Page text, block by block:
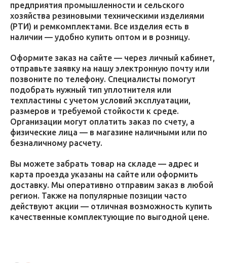
предприятия промышленности и сельского
хозяйства резиновыми техническими изделиями
(РТИ) и ремкомплектами. Все изделия есть в
наличии — удобно купить оптом и в розницу.
Оформите заказ на сайте — через личный кабинет,
отправьте заявку на нашу электронную почту или
позвоните по телефону. Специалисты помогут
подобрать нужный тип уплотнителя или
техпластины с учетом условий эксплуатации,
размеров и требуемой стойкости к среде.
Организации могут оплатить заказ по счету, а
физические лица — в магазине наличными или по
безналичному расчету.
Вы можете забрать товар на складе — адрес и
карта проезда указаны на сайте или оформить
доставку. Мы оперативно отправим заказ в любой
регион. Также на популярные позиции часто
действуют акции — отличная возможность купить
качественные комплектующие по выгодной цене.